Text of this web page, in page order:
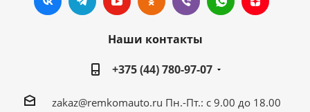
Наши контакты
+375 (44) 780-97-07
zakaz@remkomauto.ru Пн.-Пт.: с 9.00 до 18.00